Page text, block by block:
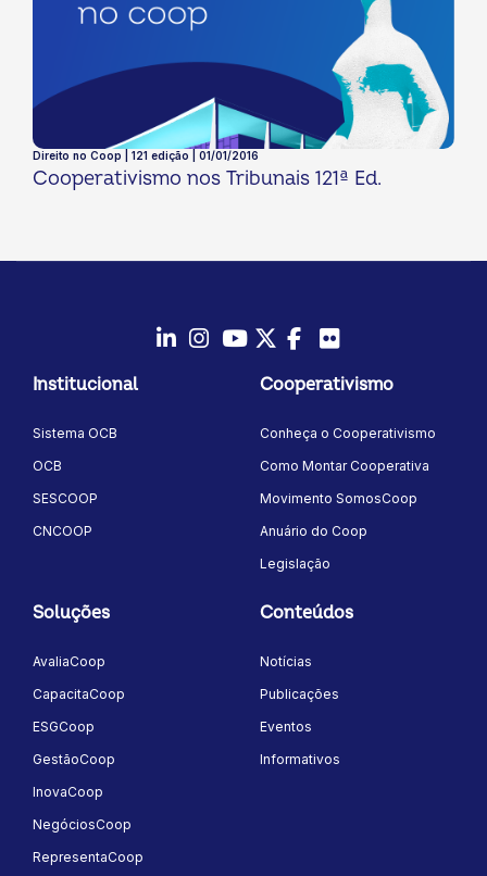
Direito no Coop | 121 edição | 01/01/2016
Cooperativismo nos Tribunais 121ª Ed.
Instagram
YoutubeTwitter/X
Facebook
Institucional
Sistema OCB
OCB
SESCOOP
CNCOOP
Cooperativismo
Conheça o Cooperativismo
Como Montar Cooperativa
Movimento SomosCoop
Anuário do Coop
Legislação
Soluções
AvaliaCoop
CapacitaCoop
ESGCoop
GestãoCoop
InovaCoop
NegóciosCoop
RepresentaCoop
Conteúdos
Notícias
Publicações
Eventos
Informativos